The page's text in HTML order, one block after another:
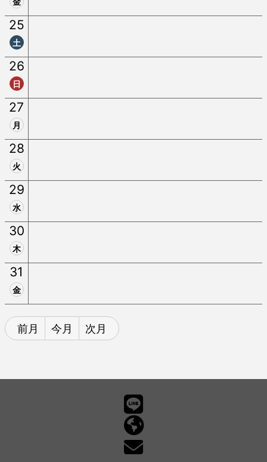
25
土
26
日
27
月
28
火
29
水
30
木
31
金
前月 今月 次月